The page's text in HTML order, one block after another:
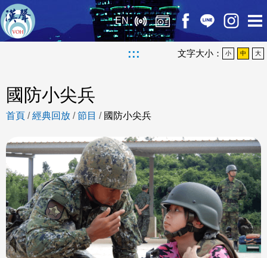
EN
::: 文字大小： 小 中 大
國防小尖兵
首頁 /經典回放 /節目 / 國防小尖兵